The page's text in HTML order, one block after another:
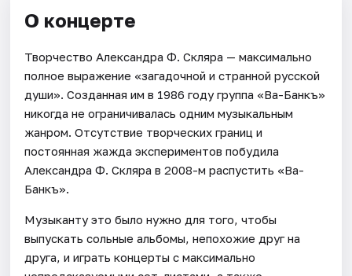
О концерте
Творчество Александра Ф. Скляра — максимально
полное выражение «загадочной и странной русской
души». Созданная им в 1986 году группа «Ва-Банкъ»
никогда не ограничивалась одним музыкальным
жанром. Отсутствие творческих границ и
постоянная жажда экспериментов побудила
Александра Ф. Скляра в 2008-м распустить «Ва-
Банкъ».
Музыканту это было нужно для того, чтобы
выпускать сольные альбомы, непохожие друг на
друга, и играть концерты с максимально